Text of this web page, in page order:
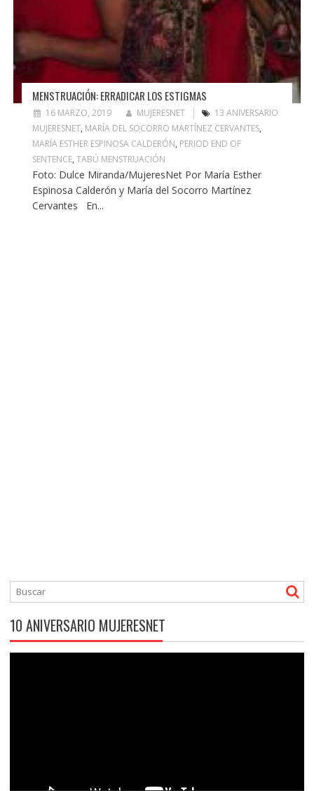
MENSTRUACIÓN: ERRADICAR LOS ESTIGMAS
16 MARZO, 2019 MUJERESNET
13 ANIVERSARIO
MUJERESNET, MARÍA DEL SOCORRO MARTÍNEZ CERVANTES,
MARÍA ESTHER ESPINOSA CALDERÓN, PERIOD END OF
SENTENCE, TABÚ MENSTRUACIÓN
Foto: Dulce Miranda/MujeresNet Por María Esther
Espinosa Calderón y María del Socorro Martínez
Cervantes En...
10 ANIVERSARIO MUJERESNET